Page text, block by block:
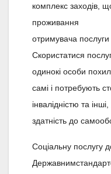
комплекс заходів,
проживання
отримувача
Скористатися
одинокі особи
самі і потребують
інвалідністю та
здатність до
Соціальну послугу